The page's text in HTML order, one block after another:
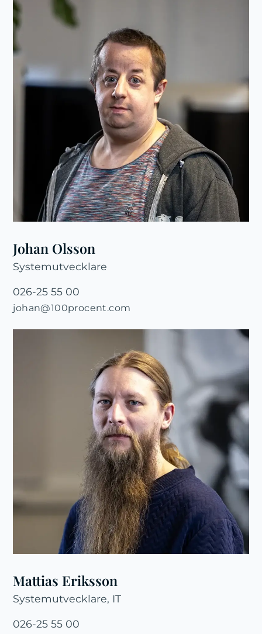
Johan Olsson
Systemutvecklare
026-25 55 00
johan@100procent.com
Mattias Eriksson
Systemutvecklare, IT
026-25 55 00